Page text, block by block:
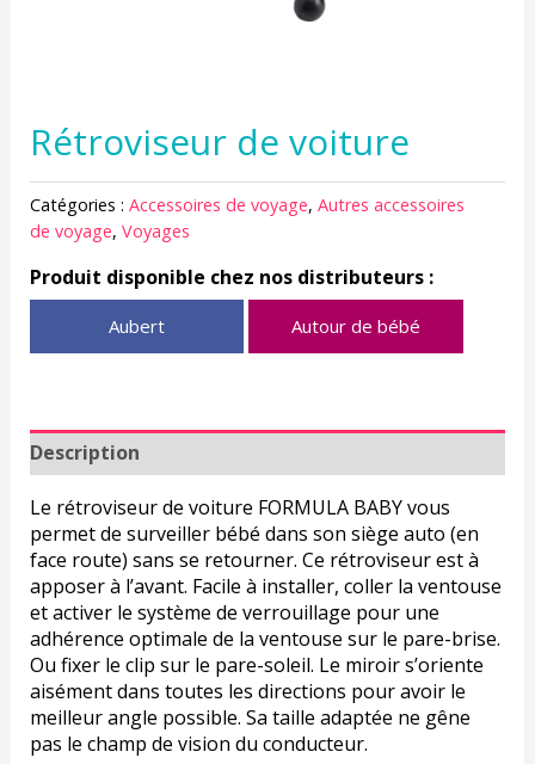
Rétroviseur de voiture
Catégories : Accessoires de voyage, Autres accessoires
de voyage, Voyages
Produit disponible chez nos distributeurs :
Aubert Autour de bébé
Description
Le rétroviseur de voiture FORMULA BABY vous
permet de surveiller bébé dans son siège auto (en
face route) sans se retourner. Ce rétroviseur est à
apposer à l’avant. Facile à installer, coller la ventouse
et activer le système de verrouillage pour une
adhérence optimale de la ventouse sur le pare-brise.
Ou fixer le clip sur le pare-soleil. Le miroir s’oriente
aisément dans toutes les directions pour avoir le
meilleur angle possible. Sa taille adaptée ne gêne
pas le champ de vision du conducteur.